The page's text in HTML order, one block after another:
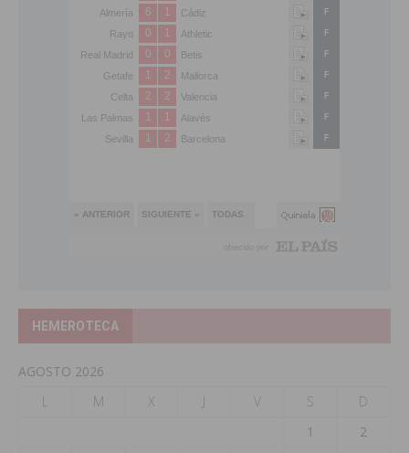
HEMEROTECA
AGOSTO 2026
L
M X J V S
D
1
2